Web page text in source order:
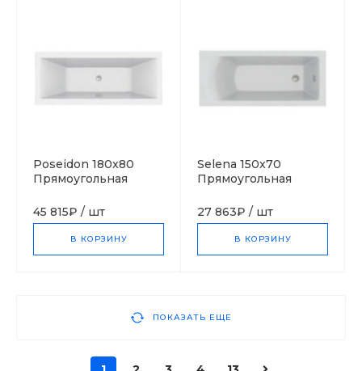
Poseidon 180x80
Прямоугольная
(Польша)
45 815₽ / шт
В КОРЗИНУ
Selena 150x70
Прямоугольная
(Польша)
27 863₽ / шт
В КОРЗИНУ
ПОКАЗАТЬ ЕЩЕ